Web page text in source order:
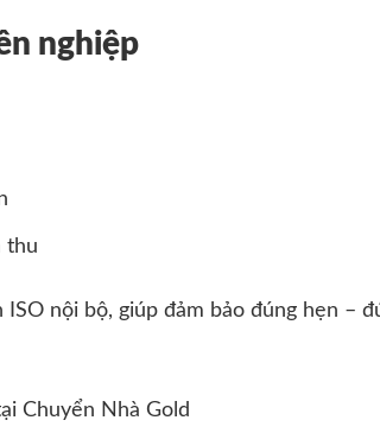
nghiệp
thu
nội bộ, giúp đảm bảo đúng hẹn –